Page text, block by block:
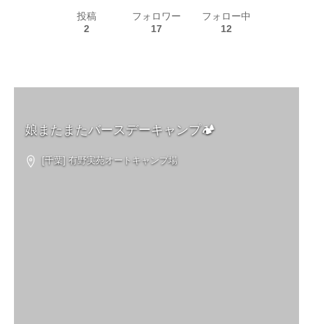
投稿
2
フォロワー
17
フォロー中
12
娘またまたバースデーキャンプ🏕
[千葉] 有野実苑オートキャンプ場